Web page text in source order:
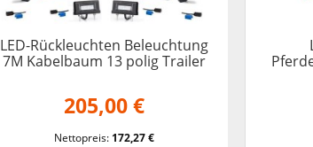
LED-Rückleuchten Beleuchtung
7M Kabelbaum 13 polig Trailer
205,00 €
Nettopreis: 172,27 €